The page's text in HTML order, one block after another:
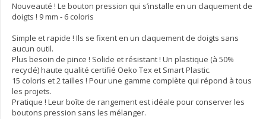
Nouveauté ! Le bouton pression qui s’installe en un claquement de
doigts ! 9 mm - 6 coloris
Simple et rapide ! Ils se fixent en un claquement de doigts sans
aucun outil.
Plus besoin de pince ! Solide et résistant ! Un plastique (à 50%
recyclé) haute qualité certifié Oeko Tex et Smart Plastic.
15 coloris et 2 tailles ! Pour une gamme complète qui répond à tous
les projets.
Pratique ! Leur boîte de rangement est idéale pour conserver les
boutons pression sans les mélanger.